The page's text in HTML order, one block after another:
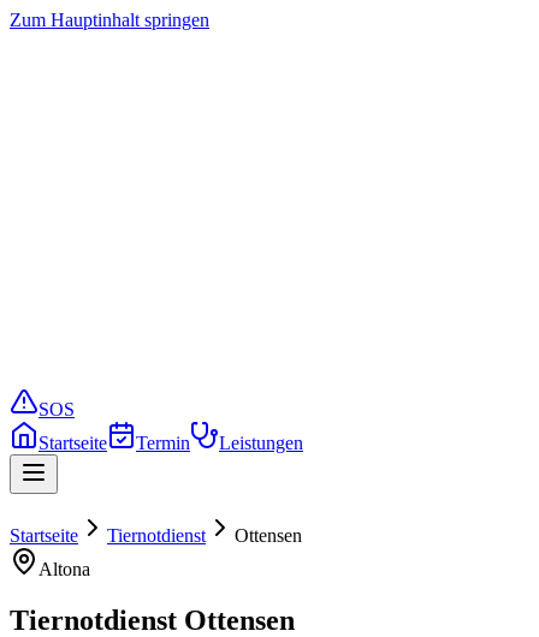
Zum Hauptinhalt springen
SOS
Startseite
Termin Leistungen
Startseite Tiernotdienst
Ottensen
Altona
Tiernotdienst Ottensen